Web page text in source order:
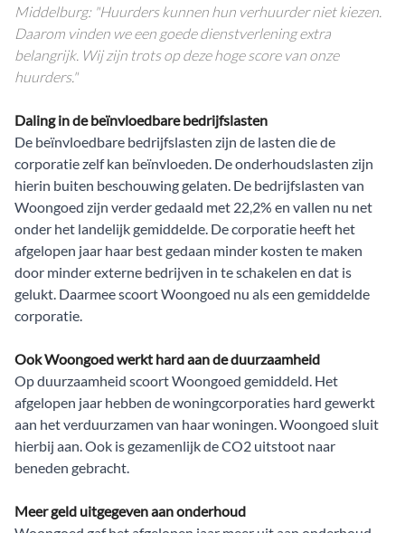
Middelburg: "Huurders kunnen hun verhuurder niet kiezen.
Daarom vinden we een goede dienstverlening extra
belangrijk. Wij zijn trots op deze hoge score van onze
huurders."
Daling in de beïnvloedbare bedrijfslasten
De beïnvloedbare bedrijfslasten zijn de lasten die de
corporatie zelf kan beïnvloeden. De onderhoudslasten zijn
hierin buiten beschouwing gelaten. De bedrijfslasten van
Woongoed zijn verder gedaald met 22,2% en vallen nu net
onder het landelijk gemiddelde. De corporatie heeft het
afgelopen jaar haar best gedaan minder kosten te maken
door minder externe bedrijven in te schakelen en dat is
gelukt. Daarmee scoort Woongoed nu als een gemiddelde
corporatie.
Ook Woongoed werkt hard aan de duurzaamheid
Op duurzaamheid scoort Woongoed gemiddeld. Het
afgelopen jaar hebben de woningcorporaties hard gewerkt
aan het verduurzamen van haar woningen. Woongoed sluit
hierbij aan. Ook is gezamenlijk de CO2 uitstoot naar
beneden gebracht.
Meer geld uitgegeven aan onderhoud